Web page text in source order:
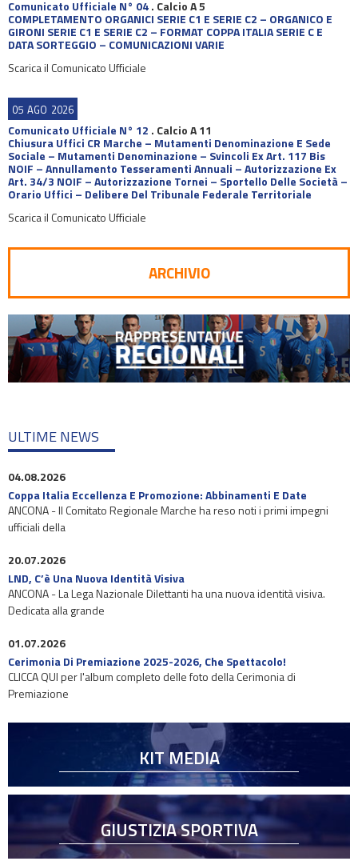
Comunicato Ufficiale N° 04. Calcio A 5
COMPLETAMENTO ORGANICI SERIE C1 E SERIE C2 – ORGANICO E
GIRONI SERIE C1 E SERIE C2 – FORMAT COPPA ITALIA SERIE C E
DATA SORTEGGIO – COMUNICAZIONI VARIE
Scarica il Comunicato Ufficiale
05 AGO 2026
Comunicato Ufficiale N° 12 . Calcio A 11
Chiusura Uffici CR Marche – Mutamenti Denominazione E Sede
Sociale – Mutamenti Denominazione – Svincoli Ex Art. 117 Bis
NOIF – Annullamento Tesseramenti Annuali – Autorizzazione Ex
Art. 34/3 NOIF – Autorizzazione Tornei – Sportello Delle Società –
Orario Uffici – Delibere Del Tribunale Federale Territoriale
Scarica il Comunicato Ufficiale
ARCHIVIO
ULTIME NEWS
04.08.2026
Coppa Italia Eccellenza E Promozione: Abbinamenti E Date
ANCONA - Il Comitato Regionale Marche ha reso noti i primi impegni
ufficiali della
20.07.2026
LND, C’è Una Nuova Identità Visiva
ANCONA - La Lega Nazionale Dilettanti ha una nuova identità visiva.
Dedicata alla grande
01.07.2026
Cerimonia Di Premiazione 2025-2026, Che Spettacolo!
CLICCA QUI per l'album completo delle foto della Cerimonia di
Premiazione
KIT MEDIA
GIUSTIZIA SPORTIVA